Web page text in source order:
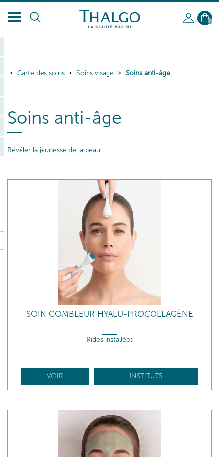
FR
0
Carte des soins Soins visage Soins anti-âge
Soins anti-âge
Révéler la jeunesse de la peau
SOIN COMBLEUR HYALU-PROCOLLAGÈNE
Rides installées
VOIR INSTITUTS